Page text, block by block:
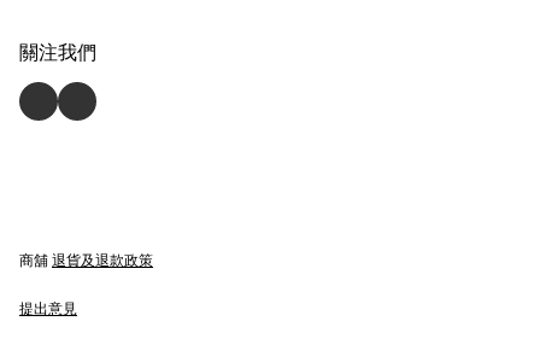
關注我們
商舖 退貨及退款政策
提出意見